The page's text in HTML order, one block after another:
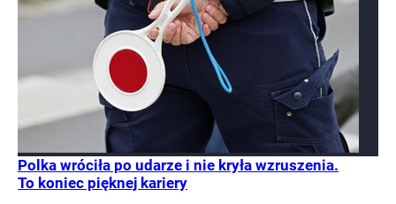
Polka wróciła po udarze i nie kryła wzruszenia.
To koniec pięknej kariery